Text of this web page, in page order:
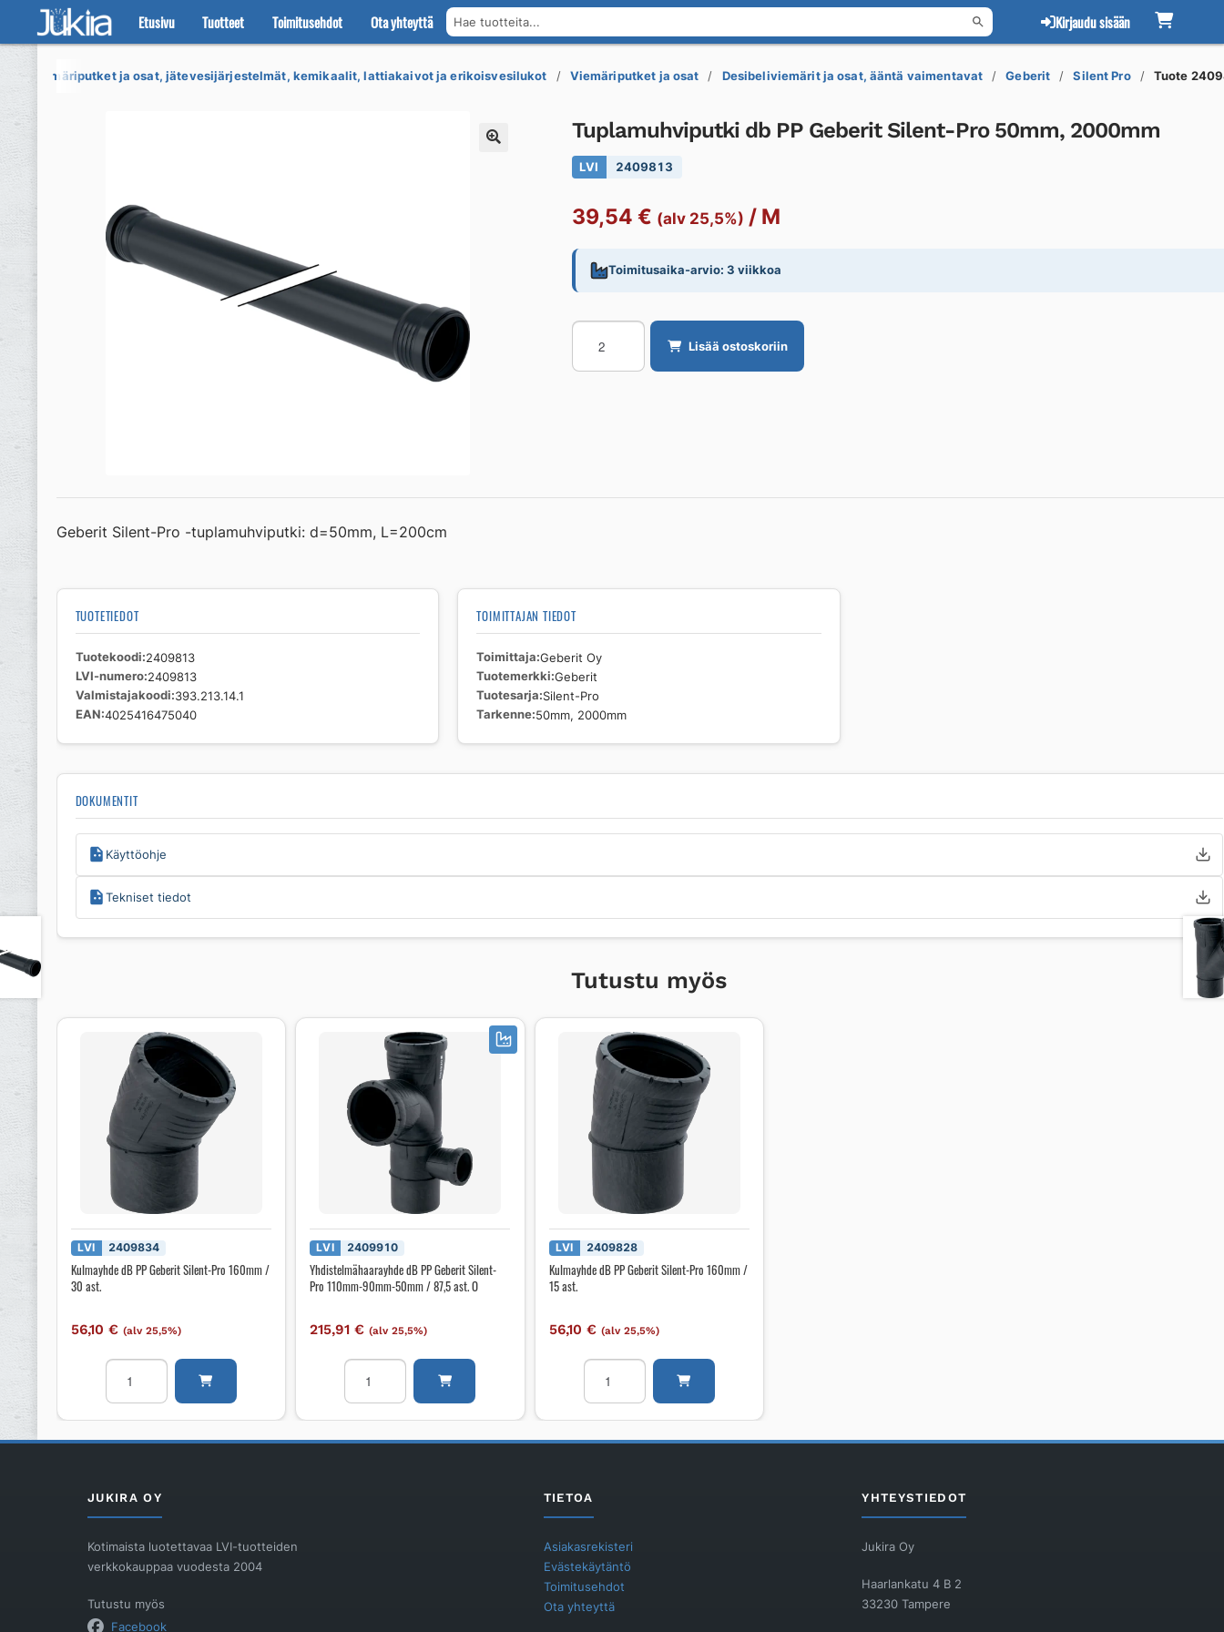
Etusivu Tuotteet Toimitusehdot Ota yhteyttä Hae tuotteita... Kirjaudu sisään
Siirry
navigointiin
Siirry
sisältöön
Viemäriputket ja osat, jätevesijärjestelmät, kemikaalit, lattiakaivot ja erikoisvesilukot Viemäriputket ja osat Desibeliviemärit ja osat, ääntä vaimentavat Geberit Silent Pro Tuote
Tuplamuhviputki db PP Geberit Silent-Pro 50mm, 2000mm
LVI 2409813
39,54 € (alv 25,5%) / M
Toimitusaika-arvio: 3 viikkoa
Tuplamuhviputki
PP
Lisää ostoskoriin
Geberit Silent-Pro -tuplamuhviputki: d=50mm, L=200cm
TUOTETIEDOT
Tuotekoodi 2409813
LVI-numero 2409813
Valmistajakoodi 393.213.14.1
EAN 4025416475040
TOIMITTAJAN TIEDOT
Toimittaja Geberit Oy
Tuotemerkki Geberit
Tuotesarja Silent-Pro
Tarkenne 50mm, 2000mm
DOKUMENTIT
Käyttöohje
Tekniset tiedot
Tutustu myös
LVI 2409834
Kulmayhde dB PP Geberit Silent-Pro 160mm /
30 ast.
56,10€ (alv 25,5%)
Kulmayhde
PP
Silent-
ast.
määrä
LVI 2409910
Yhdistelmähaarayhde dB PP Geberit Silent-
Pro 110mm-90mm-50mm / 87,5 ast. O
215,91€ (alv 25,5%)
Yhdistelmähaarayhde
PP
Silent-
LVI 2409828
Kulmayhde dB PP Geberit Silent-Pro 160mm /
15 ast.
56,10 € (alv 25,5%)
Kulmayhde
PP
Silent-
ast.
määrä
JUKIRA OY
Kotimaista luotettavaa LVI-tuotteiden
verkkokauppaa vuodesta 2004
Tutustu myös
Facebook
TIETOA
Asiakasrekisteri
Evästekäytäntö
Toimitusehdot
Ota yhteyttä
YHTEYSTIEDOT
Jukira Oy
Haarlankatu 4 B 2
33230 Tampere